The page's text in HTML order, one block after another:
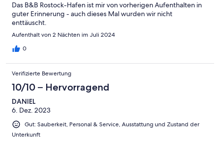
Das B&B Rostock-Hafen ist mir von vorherigen Aufenthalten in
guter Erinnerung - auch dieses Mal wurden wir nicht
enttäuscht.
Aufenthalt von 2 Nächten im Juli 2024
0
Verifizierte Bewertung
10/10 – Hervorragend
DANIEL
6. Dez. 2023
Gut: Sauberkeit, Personal & Service, Ausstattung und Zustand der
Unterkunft